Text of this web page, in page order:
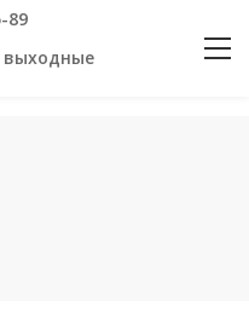
89
выходные